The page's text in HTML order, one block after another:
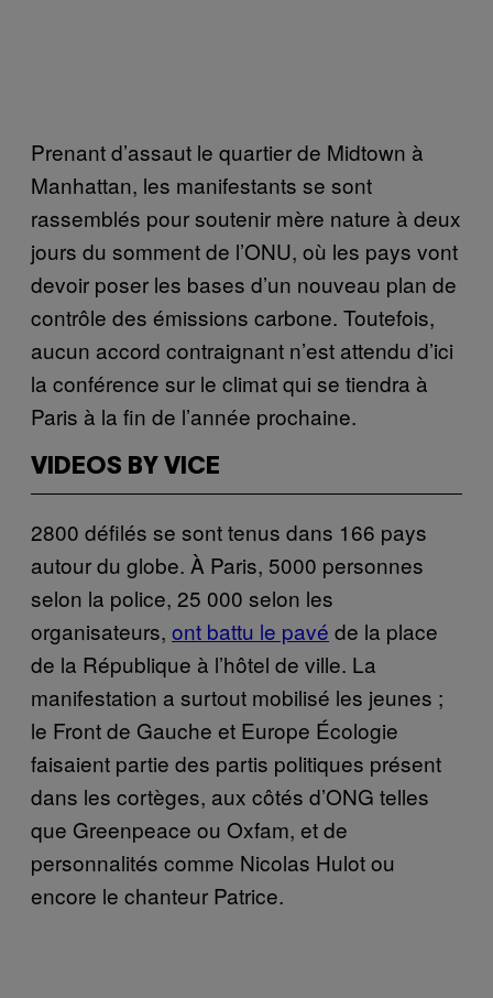
Prenant d’assaut le quartier de Midtown à
Manhattan, les manifestants se sont
rassemblés pour soutenir mère nature à deux
jours du somment de l’ONU, où les pays vont
devoir poser les bases d’un nouveau plan de
contrôle des émissions carbone. Toutefois,
aucun accord contraignant n’est attendu d’ici
la conférence sur le climat qui se tiendra à
Paris à la fin de l’année prochaine.
VIDEOS BY VICE
2800 défilés se sont tenus dans 166 pays
autour du globe. À Paris, 5000 personnes
selon la police, 25 000 selon les
organisateurs, ont battu le pavé de la place
de la République à l’hôtel de ville. La
manifestation a surtout mobilisé les jeunes ;
le Front de Gauche et Europe Écologie
faisaient partie des partis politiques présent
dans les cortèges, aux côtés d’ONG telles
que Greenpeace ou Oxfam, et de
personnalités comme Nicolas Hulot ou
encore le chanteur Patrice.